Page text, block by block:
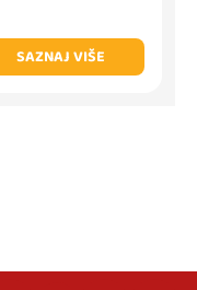
SAZNAJ VIŠE